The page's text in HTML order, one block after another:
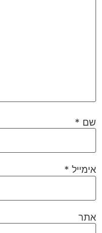
שם *
אימייל *
אתר